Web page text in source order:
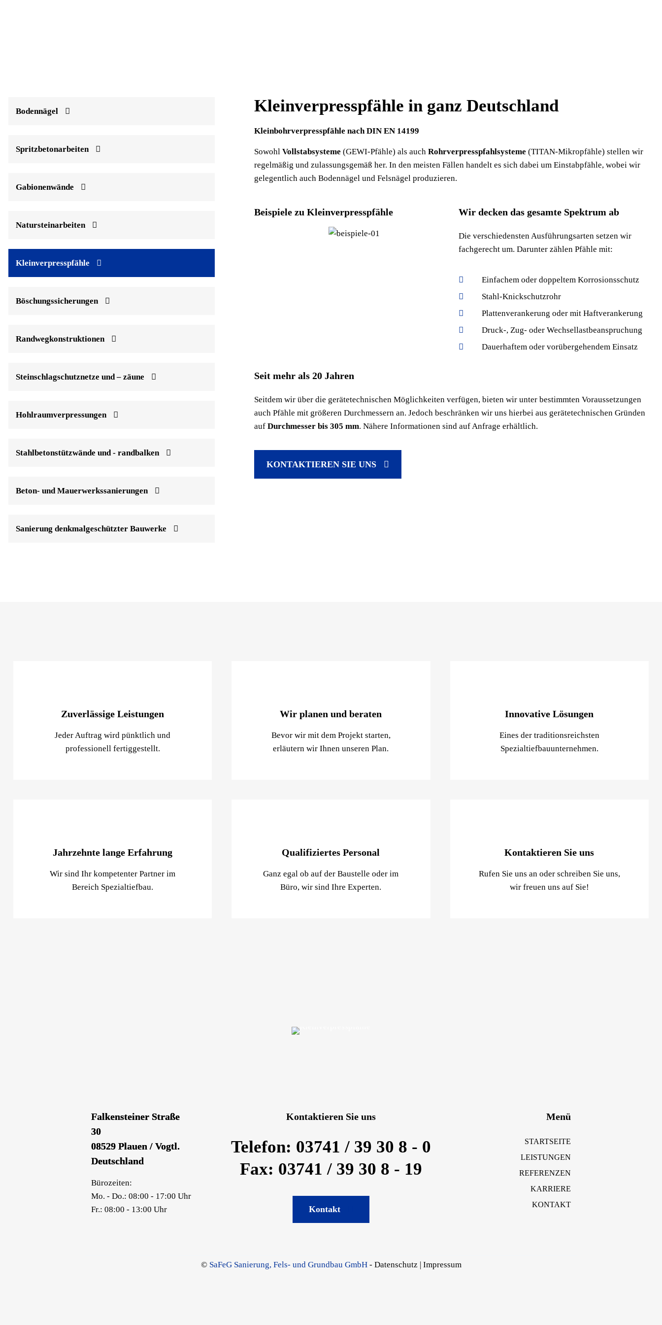
Bodennägel
Spritzbetonarbeiten
Gabionenwände
Natursteinarbeiten
Kleinverpresspfähle
Böschungssicherungen
Randwegkonstruktionen
Steinschlagschutznetze und – zäune
Hohlraumverpressungen
Stahlbetonstützwände und - randbalken
Beton- und Mauerwerkssanierungen
Sanierung denkmalgeschützter Bauwerke
Kleinverpresspfähle in ganz Deutschland
Kleinbohrverpresspfähle nach DIN EN 14199
Sowohl Vollstabsysteme (GEWI-Pfähle) als auch Rohrverpresspfahlsysteme (TITAN-Mikropfähle) stellen wir
regelmäßig und zulassungsgemäß her. In den meisten Fällen handelt es sich dabei um Einstabpfähle, wobei wir
gelegentlich auch Bodennägel und Felsnägel produzieren.
Beispiele zu Kleinverpresspfähle Wir decken das gesamte Spektrum ab
Die verschiedensten Ausführungsarten setzen wir
fachgerecht um. Darunter zählen Pfähle mit:
Einfachem oder doppeltem Korrosionsschutz
Stahl-Knickschutzrohr
Plattenverankerung oder mit Haftverankerung
Druck-, Zug- oder Wechsellastbeanspruchung
Dauerhaftem oder vorübergehendem Einsatz
Seit mehr als 20 Jahren
Seitdem wir über die gerätetechnischen Möglichkeiten verfügen, bieten wir unter bestimmten Voraussetzungen
auch Pfähle mit größeren Durchmessern an. Jedoch beschränken wir uns hierbei aus gerätetechnischen Gründen
auf Durchmesser bis 305 mm. Nähere Informationen sind auf Anfrage erhältlich.
KONTAKTIEREN SIE UNS
Zuverlässige Leistungen
Jeder Auftrag wird pünktlich und
professionell fertiggestellt.
Wir planen und beraten
Bevor wir mit dem Projekt starten,
erläutern wir Ihnen unseren Plan.
Innovative Lösungen
Eines der traditionsreichsten
Spezialtiefbauunternehmen.
Jahrzehnte lange Erfahrung
Wir sind Ihr kompetenter Partner im
Bereich Spezialtiefbau.
Qualifiziertes Personal
Ganz egal ob auf der Baustelle oder im
Büro, wir sind Ihre Experten.
Kontaktieren Sie uns
Rufen Sie uns an oder schreiben Sie uns,
wir freuen uns auf Sie!
Falkensteiner Straße
30
08529 Plauen / Vogtl.
Deutschland
Bürozeiten:
Mo. - Do.: 08:00 - 17:00 Uhr
Fr.: 08:00 - 13:00 Uhr
Kontaktieren Sie uns
Telefon: 03741 / 39 30 8 - 0
Fax: 03741 / 39 30 8 - 19
Kontakt
Menü
STARTSEITE
LEISTUNGEN
REFERENZEN
KARRIERE
KONTAKT
© SaFeG Sanierung, Fels- und Grundbau GmbH- Datenschutz | Impressum